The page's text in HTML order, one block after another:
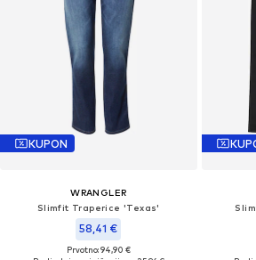
KUPON
WRANGLER
Slimfit Traperice 'Texas'
58,41 €
Prvotno: 94,90 €